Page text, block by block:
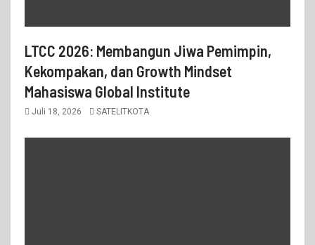
LTCC 2026: Membangun Jiwa Pemimpin,
Kekompakan, dan Growth Mindset
Mahasiswa Global Institute
Juli 18, 2026 SATELITKOTA